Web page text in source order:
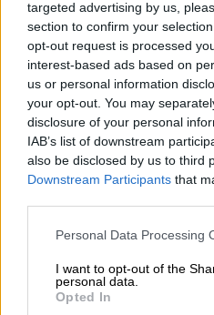
targeted advertising by us,
section to confirm your
opt-out request is processed
interest-based ads based on
us or personal information
your opt-out. You may
disclosure of your personal
IAB’s list of downstream
also be disclosed by us to third
Downstream Participants that
Please note that this website/
not limited to your visit or
grant or deny consent to
use your data for below
Personal Data Processing
I want to opt-out of the
personal data.
Opted In
ovat yhteisiä, ja
käyttöönsä ilman, että
erikseen toimittaa
tietoja kirjanpitäjälleen.
taloustiedot ovat
mene ylimääräiseen
metsästämiseen.
Finago
helppoudellaan:
käyttöä
päivästä alkaen